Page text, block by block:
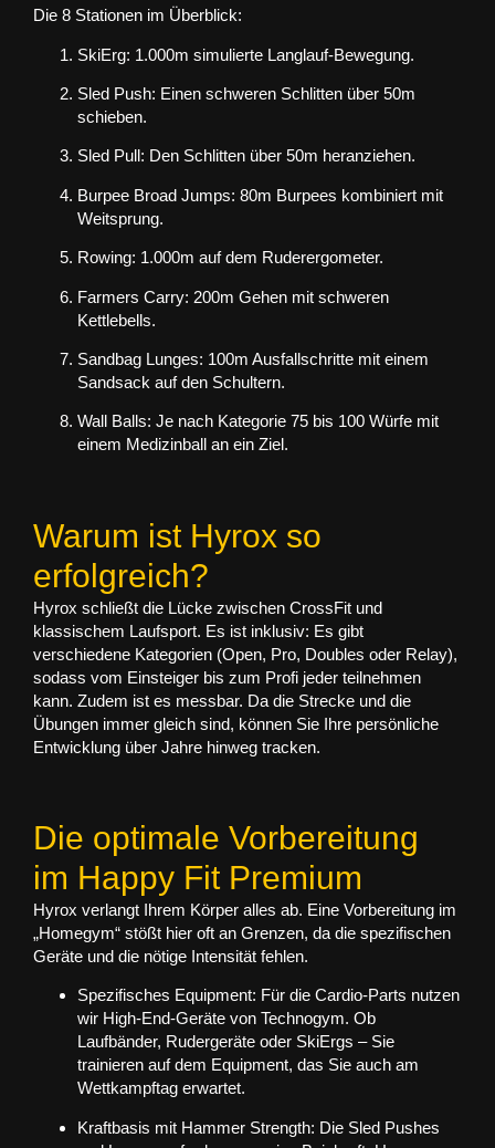
Die 8 Stationen im Überblick:
SkiErg: 1.000m simulierte Langlauf-Bewegung.
Sled Push: Einen schweren Schlitten über 50m
schieben.
Sled Pull: Den Schlitten über 50m heranziehen.
Burpee Broad Jumps: 80m Burpees kombiniert mit
Weitsprung.
Rowing: 1.000m auf dem Ruderergometer.
Farmers Carry: 200m Gehen mit schweren
Kettlebells.
Sandbag Lunges: 100m Ausfallschritte mit einem
Sandsack auf den Schultern.
Wall Balls: Je nach Kategorie 75 bis 100 Würfe mit
einem Medizinball an ein Ziel.
Warum ist Hyrox so
erfolgreich?
Hyrox schließt die Lücke zwischen CrossFit und
klassischem Laufsport. Es ist inklusiv: Es gibt
verschiedene Kategorien (Open, Pro, Doubles oder Relay),
sodass vom Einsteiger bis zum Profi jeder teilnehmen
kann. Zudem ist es messbar. Da die Strecke und die
Übungen immer gleich sind, können Sie Ihre persönliche
Entwicklung über Jahre hinweg tracken.
Die optimale Vorbereitung
im Happy Fit Premium
Hyrox verlangt Ihrem Körper alles ab. Eine Vorbereitung im
„Homegym“ stößt hier oft an Grenzen, da die spezifischen
Geräte und die nötige Intensität fehlen.
Spezifisches Equipment: Für die Cardio-Parts nutzen
wir High-End-Geräte von Technogym. Ob
Laufbänder, Rudergeräte oder SkiErgs – Sie
trainieren auf dem Equipment, das Sie auch am
Wettkampftag erwartet.
Kraftbasis mit Hammer Strength: Die Sled Pushes